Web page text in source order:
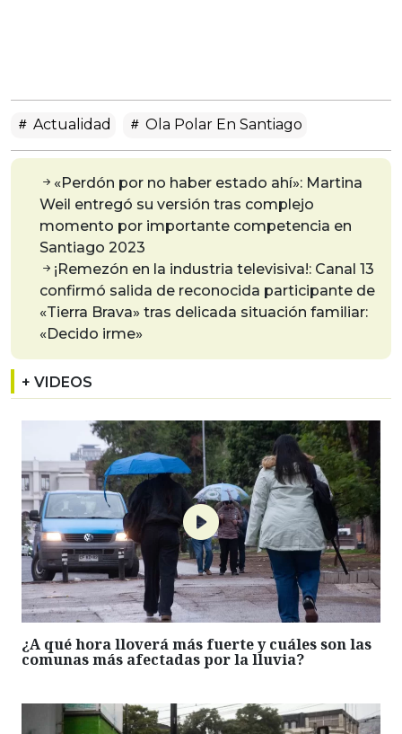
Actualidad Ola Polar En Santiago
«Perdón por no haber estado ahí»: Martina
Weil entregó su versión tras complejo
momento por importante competencia en
Santiago 2023
¡Remezón en la industria televisiva!: Canal 13
confirmó salida de reconocida participante de
«Tierra Brava» tras delicada situación familiar:
«Decido irme»
+ VIDEOS
¿A qué hora lloverá más fuerte y cuáles son las
comunas más afectadas por la lluvia?